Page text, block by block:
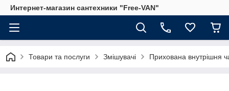
Интернет-магазин сантехники "Free-VAN"
Товари та послуги Змішувачі Прихована внутрішня